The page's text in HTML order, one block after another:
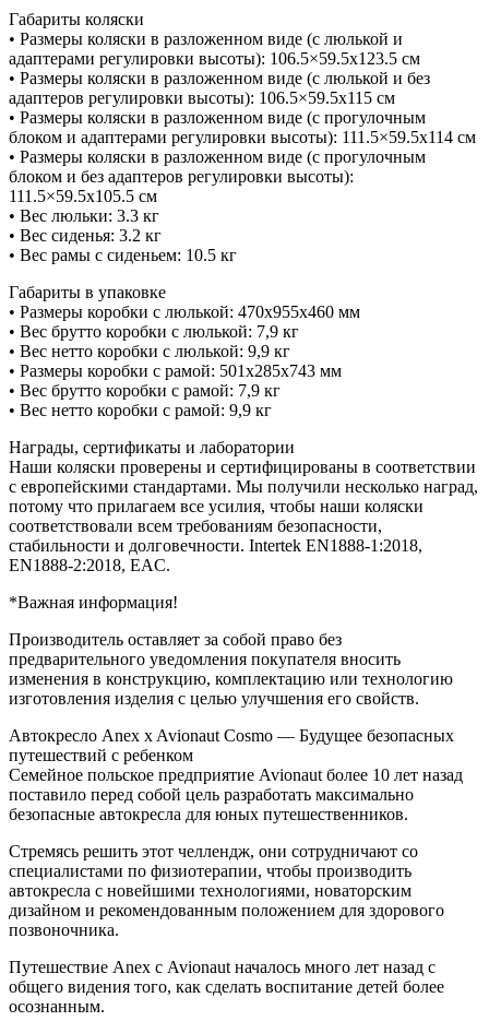
Габариты коляски
• Размеры коляски в разложенном виде (с люлькой и
адаптерами регулировки высоты): 106.5×59.5х123.5 cм
• Размеры коляски в разложенном виде (с люлькой и без
адаптеров регулировки высоты): 106.5×59.5х115 cм
• Размеры коляски в разложенном виде (с прогулочным
блоком и адаптерами регулировки высоты): 111.5×59.5х114 cм
• Размеры коляски в разложенном виде (с прогулочным
блоком и без адаптеров регулировки высоты):
111.5×59.5х105.5 cм
• Вес люльки: 3.3 кг
• Вес сиденья: 3.2 кг
• Вес рамы с сиденьем: 10.5 кг
Габариты в упаковке
• Размеры коробки с люлькой: 470x955x460 мм
• Вес брутто коробки с люлькой: 7,9 кг
• Вес нетто коробки с люлькой: 9,9 кг
• Размеры коробки с рамой: 501х285х743 мм
• Вес брутто коробки с рамой: 7,9 кг
• Вес нетто коробки с рамой: 9,9 кг
Награды, сертификаты и лаборатории
Наши коляски проверены и сертифицированы в соответствии
с европейскими стандартами. Мы получили несколько наград,
потому что прилагаем все усилия, чтобы наши коляски
соответствовали всем требованиям безопасности,
стабильности и долговечности. Intertek EN1888-1:2018,
EN1888-2:2018, EAC.
*Важная информация!
Производитель оставляет за собой право без
предварительного уведомления покупателя вносить
изменения в конструкцию, комплектацию или технологию
изготовления изделия с целью улучшения его свойств.
Автокресло Anex x Avionaut Cosmo — Будущее безопасных
путешествий с ребенком
Семейное польское предприятие Avionaut более 10 лет назад
поставило перед собой цель разработать максимально
безопасные автокресла для юных путешественников.
Стремясь решить этот челлендж, они сотрудничают со
специалистами по физиотерапии, чтобы производить
автокресла с новейшими технологиями, новаторским
дизайном и рекомендованным положением для здорового
позвоночника.
Путешествие Anex с Avionaut началось много лет назад с
общего видения того, как сделать воспитание детей более
осознанным.